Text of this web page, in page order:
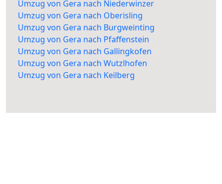
Umzug von Gera nach Niederwinzer
Umzug von Gera nach Oberisling
Umzug von Gera nach Burgweinting
Umzug von Gera nach Pfaffenstein
Umzug von Gera nach Gallingkofen
Umzug von Gera nach Wutzlhofen
Umzug von Gera nach Keilberg